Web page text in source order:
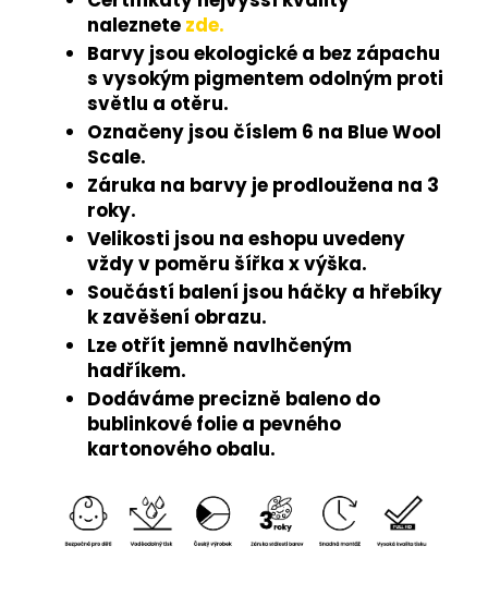
naleznete zde.
Barvy jsou ekologické a bez zápachu
s vysokým pigmentem odolným proti
světlu a otěru.
Označeny jsou číslem 6 na Blue Wool
Scale.
Záruka na barvy je prodloužena na 3
roky.
Velikosti jsou na eshopu uvedeny
vždy v poměru šířka x výška.
Součástí balení jsou háčky a hřebíky
k zavěšení obrazu.
Lze otřít jemně navlhčeným
hadříkem.
Dodáváme precizně baleno do
bublinkové folie a pevného
kartonového obalu.